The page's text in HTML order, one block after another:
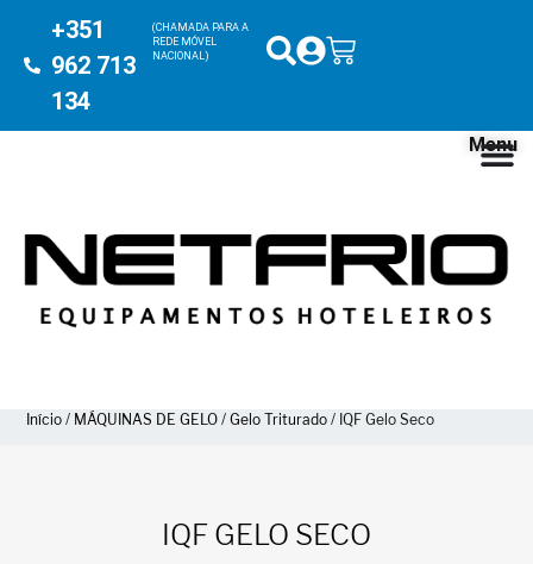
+351
962 713
134
(CHAMADA PARA A
REDE MÓVEL
NACIONAL)
Menu
Início / MÁQUINAS DE GELO /Gelo Triturado / IQF Gelo Seco
IQF GELO SECO